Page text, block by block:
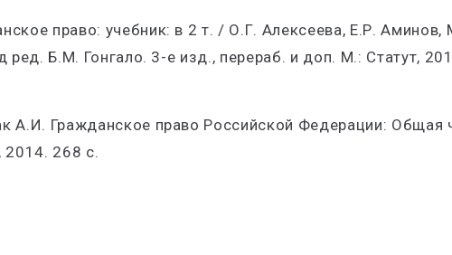
право: учебник: в 2 т. / О.Г. Алексеева, Е.Р. Аминов,
ред. Б.М. Гонгало. 3-е изд., перераб. и доп. М.: Статут,
А.И. Гражданское право Российской Федерации: Общая
2014. 268 с.